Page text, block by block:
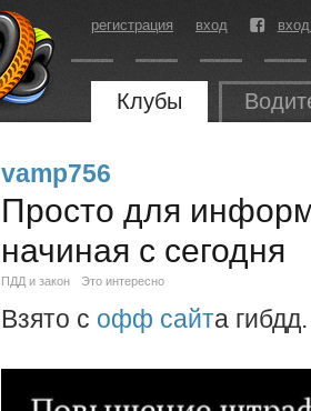
регистрация вход
Клубы
vamp756
Просто для
начиная с сегодня
ПДД и закон Это интересно
Взято с офф сайта гибдд.